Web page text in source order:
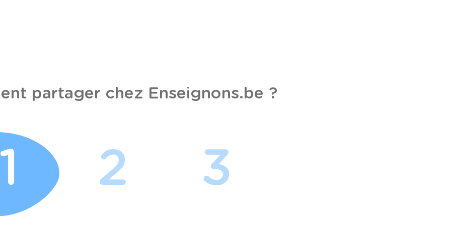
partager chez Enseignons.be ?
1 2 3